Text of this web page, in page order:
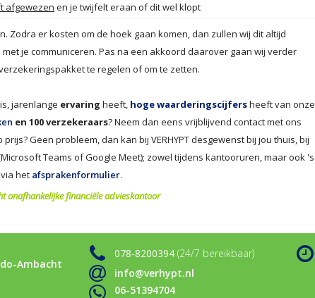
afgewezen en je twijfelt eraan of dit wel klopt
Zodra er kosten om de hoek gaan komen, dan zullen wij dit altijd
je communiceren. Pas na een akkoord daarover gaan wij verder
te regelen of om te zetten.
is, jarenlange ervaring heeft, hoge waarderingscijfersheeft van onze
en 100 verzekeraars? Neem dan eens vrijblijvend contact met ons
Geen probleem, dan kan bij VERHYPT desgewenst bij jou thuis, bij
Teams of Google Meet); zowel tijdens kantooruren, maar ook 's
het afsprakenformulier.
onafhankelijke financiële advieskantoor
Ambacht
078-8200394 (24/7 bereikbaar)
info@verhypt.nl
06-51394704